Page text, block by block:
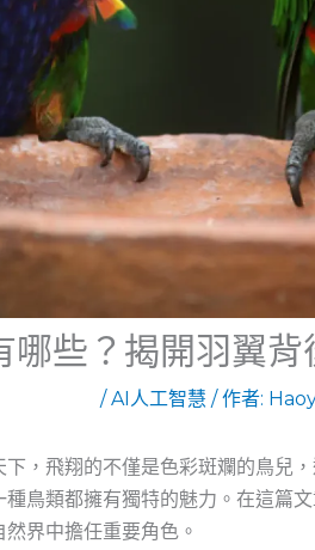
哪些？揭開羽翼
/AI人工智慧 / 作者:
，飛翔的不僅是色彩斑斕的鳥兒
鳥類都擁有獨特的魅力。在這篇
界中擔任重要角色。